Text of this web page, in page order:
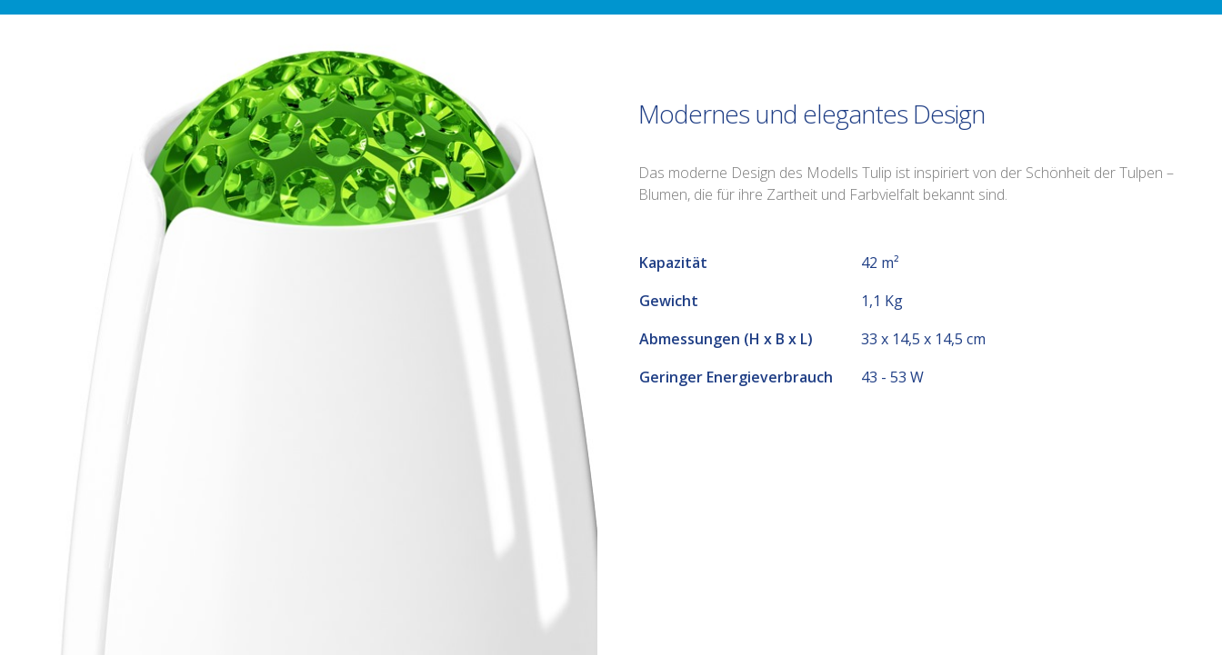
Modernes und elegantes Design
Das moderne Design des Modells Tulip ist inspiriert von der Schönheit der Tulpen –
Blumen, die für ihre Zartheit und Farbvielfalt bekannt sind.
Kapazität
42 m²
Gewicht
1,1 Kg
Abmessungen (H x B x L)
33 x 14,5 x 14,5 cm
Geringer Energieverbrauch
43 - 53 W